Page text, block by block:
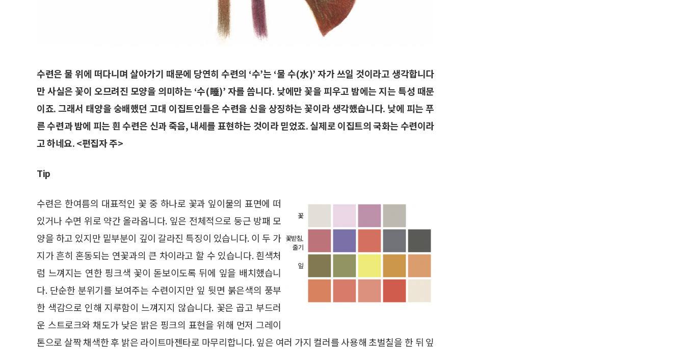
수련은 물 위에 떠다니며 살아가기 때문에 당연히 수련의 ‘수’는 ‘물 수(水)’ 자가 쓰일 것이라고 생각합니다
만 사실은 꽃이 오므려진 모양을 의미하는 ‘수(睡)’ 자를 씁니다. 낮에만 꽃을 피우고 밤에는 지는 특성 때문
이죠. 그래서 태양을 숭배했던 고대 이집트인들은 수련을 신을 상징하는 꽃이라 생각했습니다. 낮에 피는 푸
른 수련과 밤에 피는 흰 수련은 신과 죽음, 내세를 표현하는 것이라 믿었죠. 실제로 이집트의 국화는 수련이라
고 하네요. <편집자 주>
Tip
수련은 한여름의 대표적인 꽃 중 하나로 꽃과 잎이물의 표면에 떠
있거나 수면 위로 약간 올라옵니다. 잎은 전체적으로 둥근 방패 모
양을 하고 있지만 밑부분이 깊이 갈라진 특징이 있습니다. 이 두 가
지가 흔히 혼동되는 연꽃과의 큰 차이라고 할 수 있습니다. 흰색처
럼 느껴지는 연한 핑크색 꽃이 돋보이도록 뒤에 잎을 배치했습니
다. 단순한 분위기를 보여주는 수련이지만 잎 뒷면 붉은색의 풍부
한 색감으로 인해 지루함이 느껴지지 않습니다. 꽃은 곱고 부드러
운 스트로크와 채도가 낮은 밝은 핑크의 표현을 위해 먼저 그레이
톤으로 살짝 채색한 후 밝은 라이트마젠타로 마무리합니다. 잎은 여러 가지 컬러를 사용해 초벌칠을 한 뒤 잎